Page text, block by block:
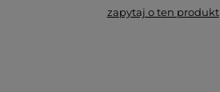
zapytaj o ten produkt